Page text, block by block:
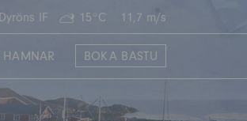
15°C 11,7 m/s
Dyröns IF
HAMNAR BOKA BASTU